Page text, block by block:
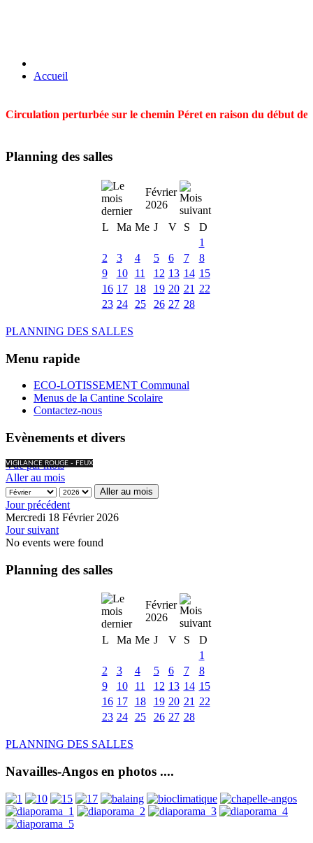
Accueil
Circulation perturbée sur le chemin Péret en raison du début
Planning des salles
Février
2026
L
Ma Me J V S
D
1
2
3 4 5 6 7
8
9
10 11 12 13 14 15
16 17 18 19 20 21 22
23 24 25 26 27 28
PLANNING DES SALLES
Menu rapide
ECO-LOTISSEMENT Communal
Menus de la Cantine Scolaire
Contactez-nous
Evènements et divers
VIGILANCE ROUGE - FEUX
Vue par mois
Aller au mois
Aller au mois
Jour précédent
Mercredi 18 Février 2026
Jour suivant
No events were found
Planning des salles
Février
2026
L
Ma Me J V S
D
1
2
3 4 5 6 7
8
9
10 11 12 13 14 15
16 17 18 19 20 21 22
23 24 25 26 27 28
PLANNING DES SALLES
Navailles-Angos en photos ....